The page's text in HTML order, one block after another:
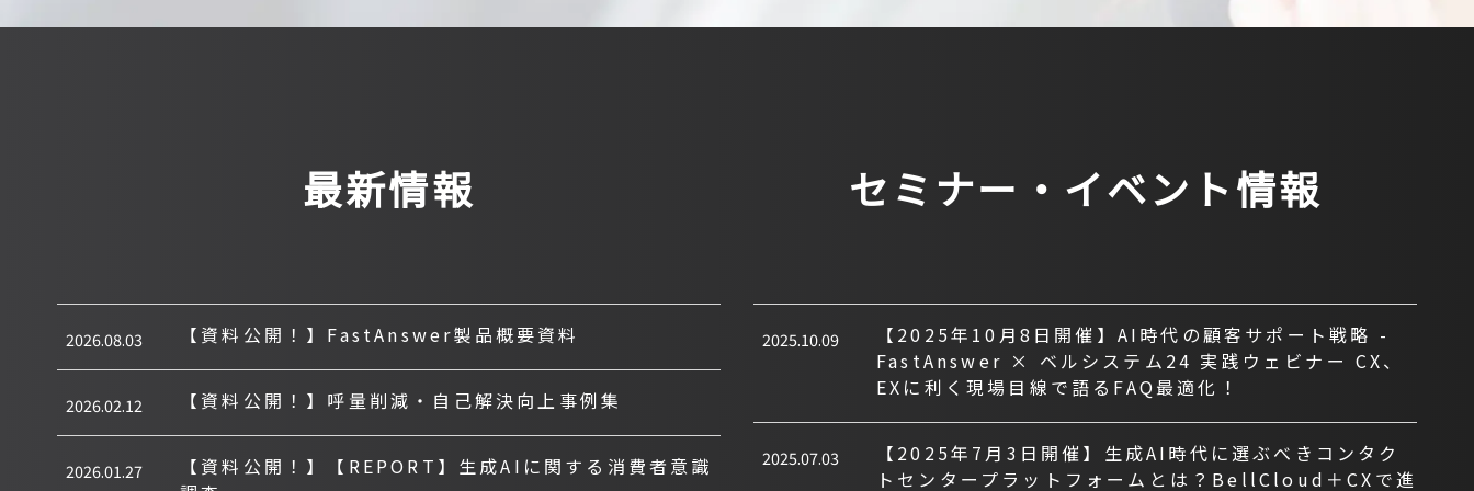
最新情報
2026.08.03 【資料公開！】FastAnswer製品概要資料
2026.02.12 【資料公開！】呼量削減・自己解決向上事例集
2026.01.27
【資料公開！】【REPORT】生成AIに関する消費者意識
セミナー・イベント情報
2025.10.09
【2025年10月8日開催】AI時代の顧客サポート戦略 -
FastAnswer × ベルシステム24 実践ウェビナー CX、
EXに利く現場目線で語るFAQ最適化！
2025.07.03
【2025年7月3日開催】生成AI時代に選ぶべきコンタク
トセンタープラットフォームとは？BellCloud＋CXで進